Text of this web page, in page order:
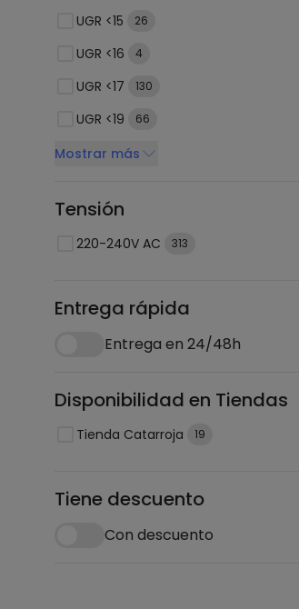
UGR <15 26
UGR <16 4
UGR <17 130
UGR <19 66
Mostrar más
Tensión
220-240V AC 313
Entrega rápida
Entrega en 24/48h
Disponibilidad en Tiendas
Tienda Catarroja 19
Tiene descuento
Con descuento